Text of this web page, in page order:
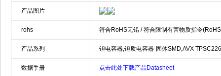
产品图片
rohs 符合RoHS无铅 / 符合限制有害物质指令
产品系列 钽电容器,钽质电容器-固体SMD,AVX
数据手册 点击此处下载产品Datasheet